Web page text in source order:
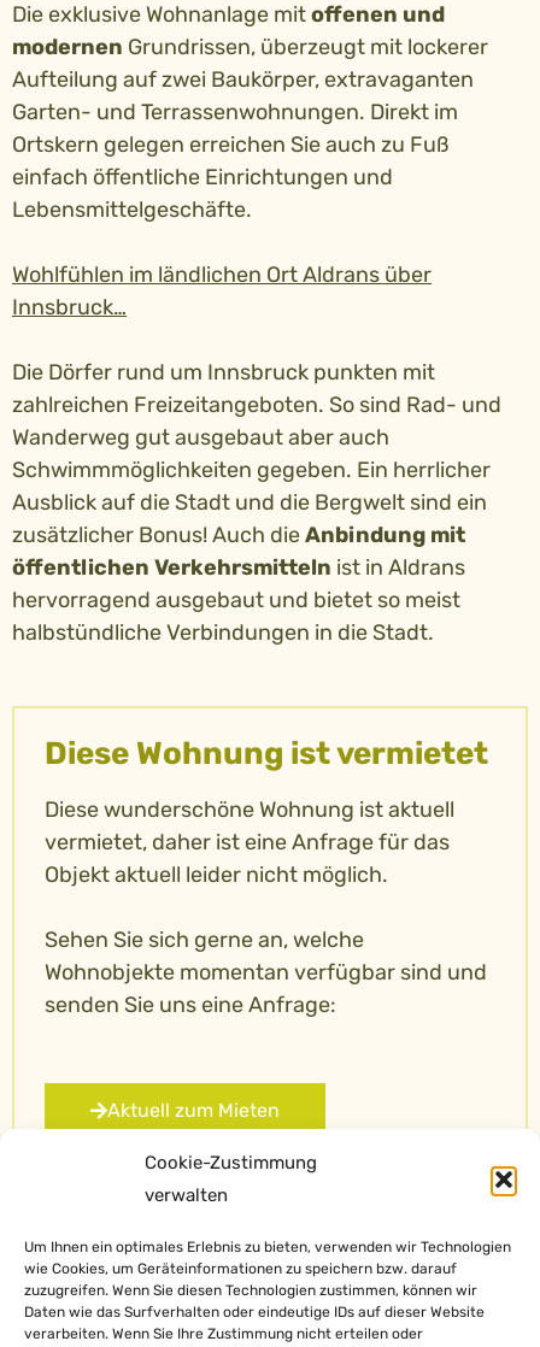
Cookie-Zustimmung
verwalten
Um Ihnen ein optimales Erlebnis zu bieten, verwenden wir Technologien
wie Cookies, um Geräteinformationen zu speichern bzw. darauf
zuzugreifen. Wenn Sie diesen Technologien zustimmen, können wir
Daten wie das Surfverhalten oder eindeutige IDs auf dieser Website
verarbeiten. Wenn Sie Ihre Zustimmung nicht erteilen oder
Die exklusive Wohnanlage mitoffenen und
modernen Grundrissen, überzeugt mit lockerer
Aufteilung auf zwei Baukörper, extravaganten
Garten- und Terrassenwohnungen. Direkt im
Ortskern gelegen erreichen Sie auch zu Fuß
einfach öffentliche Einrichtungen und
Lebensmittelgeschäfte.
Wohlfühlen im ländlichen Ort Aldrans über
Innsbruck…
Die Dörfer rund um Innsbruck punkten mit
zahlreichen Freizeitangeboten. So sind Rad- und
Wanderweg gut ausgebaut aber auch
Schwimmmöglichkeiten gegeben. Ein herrlicher
Ausblick auf die Stadt und die Bergwelt sind ein
zusätzlicher Bonus! Auch dieAnbindung mit
öffentlichen Verkehrsmitteln ist in Aldrans
hervorragend ausgebaut und bietet so meist
halbstündliche Verbindungen in die Stadt.
Diese Wohnung ist vermietet
Diese wunderschöne Wohnung ist aktuell
vermietet, daher ist eine Anfrage für das
Objekt aktuell leider nicht möglich.
Sehen Sie sich gerne an, welche
Wohnobjekte momentan verfügbar sind und
senden Sie uns eine Anfrage:
Aktuell zum Mieten